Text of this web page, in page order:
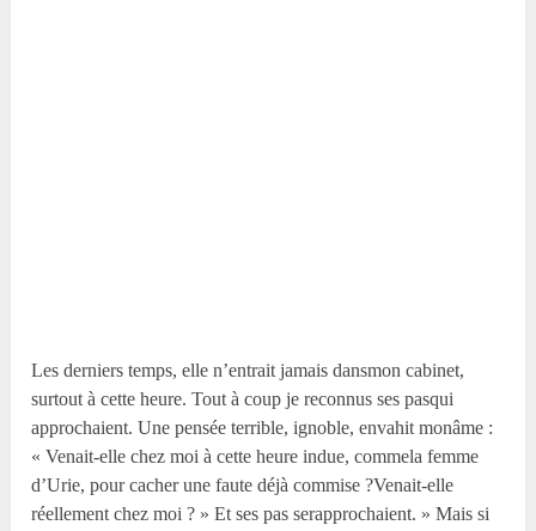
Les derniers temps, elle n’entrait jamais dansmon cabinet,
surtout à cette heure. Tout à coup je reconnus ses pasqui
approchaient. Une pensée terrible, ignoble, envahit monâme :
« Venait-elle chez moi à cette heure indue, commela femme
d’Urie, pour cacher une faute déjà commise ?Venait-elle
réellement chez moi ? » Et ses pas serapprochaient. » Mais si